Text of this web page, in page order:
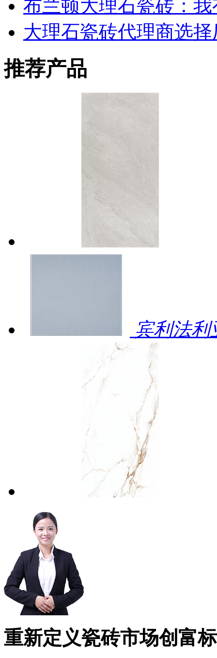
布兰顿大理石瓷砖：
大理石瓷砖代理商选
推荐产品
宾利法利
重新定义瓷砖市场创富